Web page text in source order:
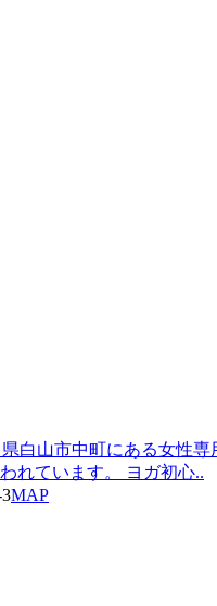
白山市中町にある女性
れています。 ヨガ初心..
MAP